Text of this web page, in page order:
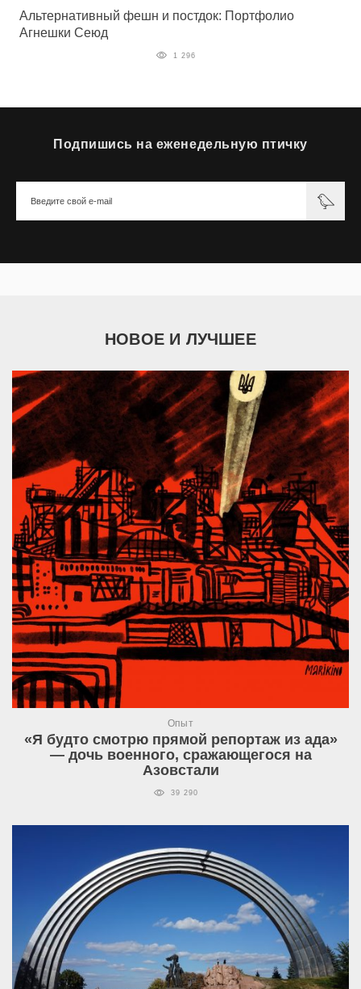
Альтернативный фешн и постдок: Портфолио
Агнешки Сеюд
1 296
Подпишись на еженедельную птичку
НОВОЕ И ЛУЧШЕЕ
Опыт
«Я будто смотрю прямой репортаж из ада»
— дочь военного, сражающегося на
Азовстали
39 290